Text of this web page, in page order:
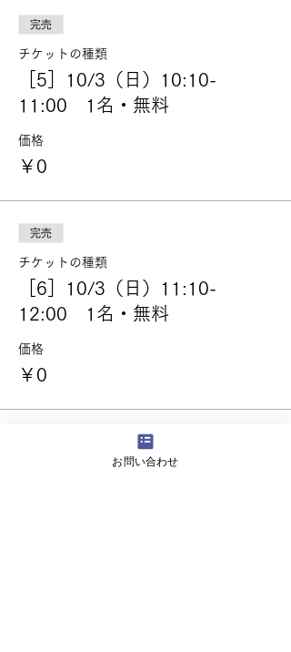
完売
チケットの種類
［5］10/3（日）10:10-
11:00 1名・無料
価格
￥0
完売
チケットの種類
［6］10/3（日）11:10-
12:00 1名・無料
価格
￥0
お問い合わせ